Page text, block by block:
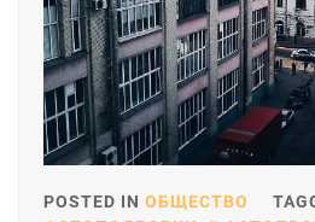
POSTED IN ОБЩЕСТВО